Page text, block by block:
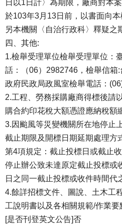
日以1日計〉為期限，廠商對本
於103年3月13日前，以書面向本
另本機關〈自治行政科〉釋疑之
四、其他:
1.檢舉受理單位檢舉受理單位：
話：（06）2982746，檢舉信箱
政府民政局政風室檢舉電話：
2.工程、勞務採購廠商得標後請
購合約印花稅大額憑證應納稅額
3.因颱風等災變機關所在地停止
截止期限及開標日期延期處理方
第4項規定：截止投標日或截止
停止辦公致未達原定截止投標或
日之同一截止投標或收件時間代
4.餘詳招標文件、圖說、土木工
工說明書以及各相關規範/作業要
[是否刊登英文公告]否